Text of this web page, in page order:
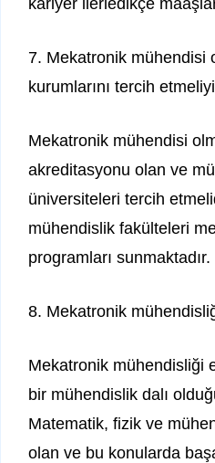
7. Mekatronik mühendisi
kurumlarını tercih
Mekatronik mühendisi
akreditasyonu olan ve
üniversiteleri tercih
mühendislik fakülteleri
programları sunmaktadır.
8. Mekatronik
Mekatronik mühendisliği
bir mühendislik dalı
Matematik, fizik ve
olan ve bu konularda